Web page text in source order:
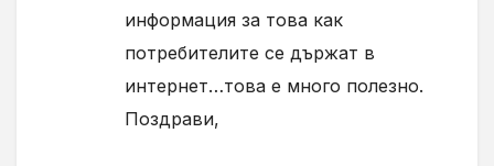
информация за това как
потребителите се държат в
интернет…това е много полезно.
Поздрави,